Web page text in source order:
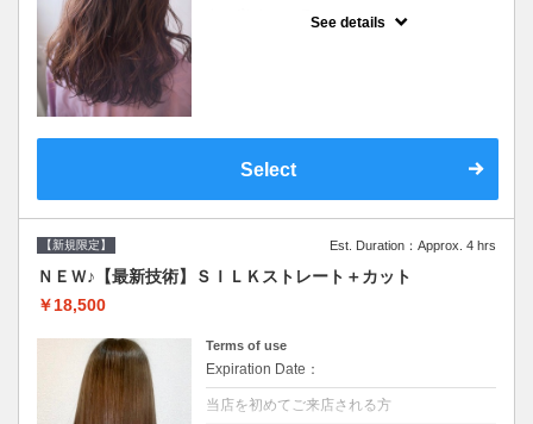
See details
Select
【新規限定】 Est. Duration：Approx. 4 hrs
ＮＥＷ♪【最新技術】ＳＩＬＫストレート＋カット
￥18,500
Terms of use
Expiration Date：
当店を初めてご来店される方